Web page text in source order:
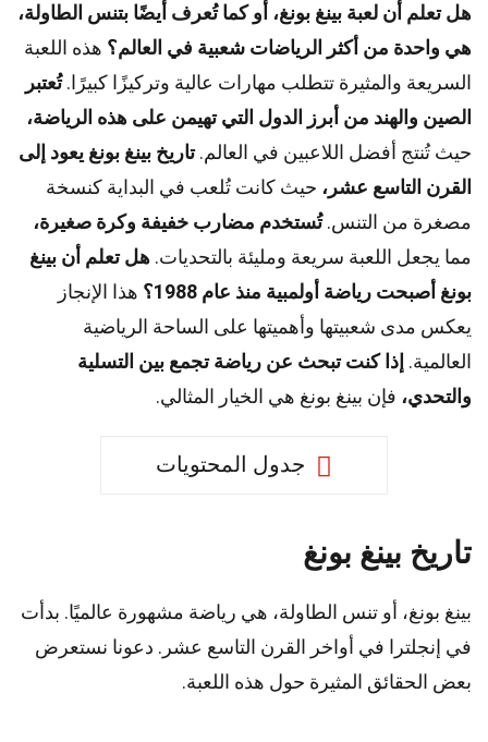
هل تعلم أن لعبة بينغ بونغ، أو كما تُعرف أيضًا بتنس الطاولة،
هي واحدة من أكثر الرياضات شعبية في العالم؟ هذه اللعبة
السريعة والمثيرة تتطلب مهارات عالية وتركيزًا كبيرًا.تُعتبر
الصين والهند من أبرز الدول التي تهيمن على هذه الرياضة،
حيث تُنتج أفضل اللاعبين في العالم.تاريخ بينغ بونغ يعود إلى
القرن التاسع عشر، حيث كانت تُلعب في البداية كنسخة
مصغرة من التنس.تُستخدم مضارب خفيفة وكرة صغيرة،
مما يجعل اللعبة سريعة ومليئة بالتحديات. هل تعلم أن بينغ
بونغ أصبحت رياضة أولمبية منذ عام 1988؟
هذا الإنجاز
يعكس مدى شعبيتها وأهميتها على الساحة الرياضية
العالمية. إذا كنت تبحث عن رياضة تجمع بين التسلية
والتحدي، فإن بينغ بونغ هي الخيار المثالي.
جدول المحتويات
تاريخ بينغ بونغ
بينغ بونغ، أو تنس الطاولة، هي رياضة مشهورة عالميًا. بدأت
في إنجلترا في أواخر القرن التاسع عشر. دعونا نستعرض
بعض الحقائق المثيرة حول هذه اللعبة.